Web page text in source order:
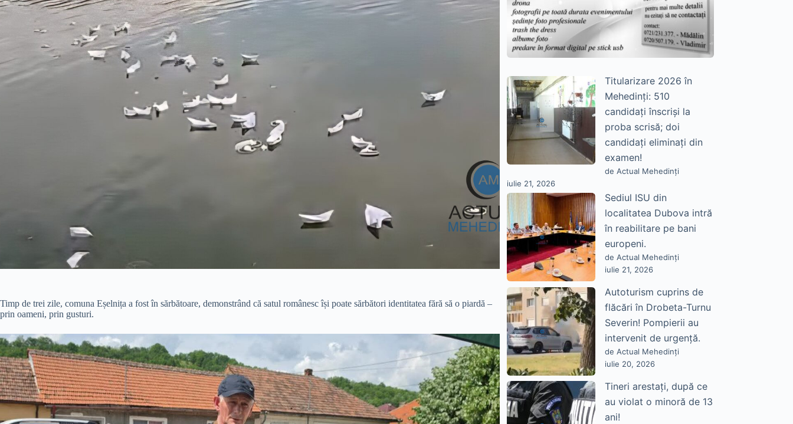
Timp de trei zile, comuna Eșelnița a fost în sărbătoare, demonstrând că satul românesc își poate sărbători identitatea fără să o piardă –
prin oameni, prin gusturi.
Titularizare 2026 în
Mehedinți: 510
candidați înscriși la
proba scrisă; doi
candidați eliminați din
examen!
de Actual Mehedinți
iulie 21, 2026
Sediul ISU din
localitatea Dubova intră
în reabilitare pe bani
europeni.
de Actual Mehedinți
iulie 21, 2026
Autoturism cuprins de
flăcări în Drobeta-Turnu
Severin! Pompierii au
intervenit de urgență.
de Actual Mehedinți
iulie 20, 2026
Tineri arestați, după ce
au violat o minoră de 13
ani!